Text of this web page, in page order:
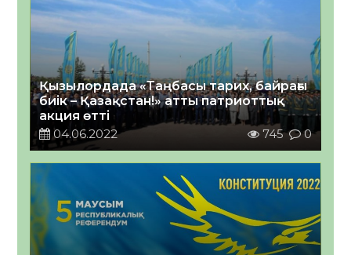
Қызылордада «Таңбасы тарих, байрағы
биік – Қазақстан!» атты патриоттық
акция өтті
04.06.2022
745 0